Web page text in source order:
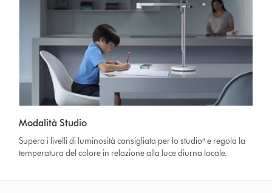
Modalità Studio
Supera i livelli di luminosità consigliata per lo studio³ e regola la
temperatura del colore in relazione alla luce diurna locale.